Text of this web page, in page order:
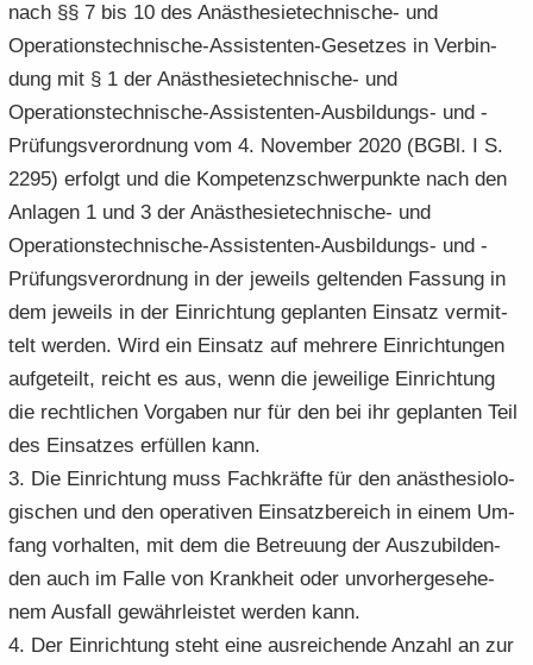
nach §§ 7 bis 10 des Anästhesietechnische-​ und
Operationstechnische-​Assistenten-Gesetzes in Ver­bin­
dung mit § 1 der Anästhesietechnische-​ und
Operationstechnische-​Assistenten-Ausbildungs- und -​
Prüfungsverordnung vom 4. No­vem­ber 2020 (BGBl. I S.
2295) er­folgt und die Kom­pe­tenz­schwer­punk­te nach den
An­la­gen 1 und 3 der Anästhesietechnische-​ und
Operationstechnische-​Assistenten-Ausbildungs- und -​
Prüfungsverordnung in der je­weils gel­ten­den Fas­sung in
dem je­weils in der Ein­rich­tung ge­plan­ten Ein­satz ver­mit­
telt wer­den. Wird ein Ein­satz auf meh­re­re Ein­rich­tun­gen
auf­ge­teilt, reicht es aus, wenn die je­wei­li­ge Ein­rich­tung
die recht­li­chen Vor­ga­ben nur für den bei ihr ge­plan­ten Teil
des Ein­sat­zes er­fül­len kann.
3. Die Ein­rich­tung muss Fach­kräf­te für den an­äs­the­sio­lo­
gi­schen und den ope­ra­ti­ven Ein­satz­be­reich in einem Um­
fang vor­hal­ten, mit dem die Be­treu­ung der Aus­zu­bil­den­
den auch im Falle von Krank­heit oder un­vor­her­ge­se­he­
nem Aus­fall ge­währ­leis­tet wer­den kann.
4. Der Ein­rich­tung steht eine aus­rei­chen­de An­zahl an zur